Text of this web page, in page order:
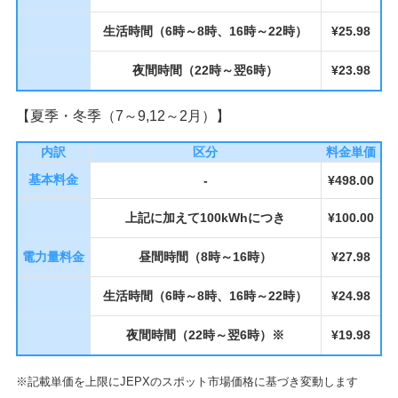
生活時間（6時～8時、16時～22時） ¥25.98
夜間時間（22時～翌6時） ¥23.98
【夏季・冬季（7～9,12～2月）】
内訳 区分
料金単価
基本料金
- ¥498.00
上記に加えて100kWhにつき ¥100.00
電力量料金 昼間時間（8時～16時） ¥27.98
生活時間（6時～8時、16時～22時） ¥24.98
夜間時間（22時～翌6時）※ ¥19.98
※記載単価を上限にJEPXのスポット市場価格に基づき変動します